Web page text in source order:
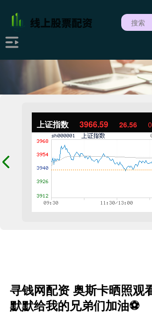
上证指数 3966.59 26.56
寻钱网配资 奥斯卡晒照观
默默给我的兄弟们加油⚽️